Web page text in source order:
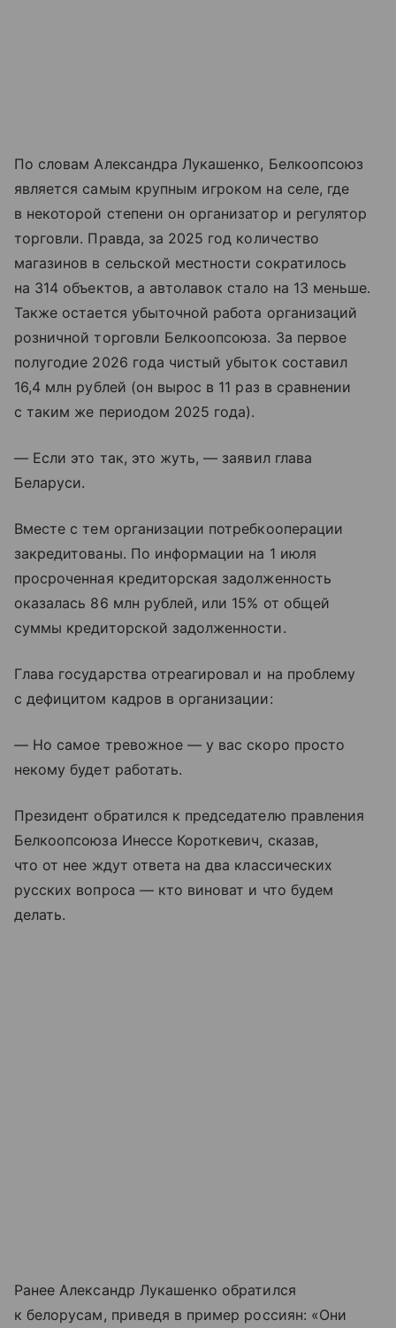
По словам Александра Лукашенко, Белкоопсоюз
является самым крупным игроком на селе, где
в некоторой степени он организатор и регулятор
торговли. Правда, за 2025 год количество
магазинов в сельской местности сократилось
на 314 объектов, а автолавок стало на 13 меньше.
Также остается убыточной работа организаций
розничной торговли Белкоопсоюза. За первое
полугодие 2026 года чистый убыток составил
16,4 млн рублей (он вырос в 11 раз в сравнении
с таким же периодом 2025 года).
— Если это так, это жуть, — заявил глава
Беларуси.
Вместе с тем организации потребкооперации
закредитованы. По информации на 1 июля
просроченная кредиторская задолженность
оказалась 86 млн рублей, или 15% от общей
суммы кредиторской задолженности.
Глава государства отреагировал и на проблему
с дефицитом кадров в организации:
— Но самое тревожное — у вас скоро просто
некому будет работать.
Президент обратился к председателю правления
Белкоопсоюза Инессе Короткевич, сказав,
что от нее ждут ответа на два классических
русских вопроса — кто виноват и что будем
делать.
Ранее Александр Лукашенко обратился
к белорусам, приведя в пример россиян: «Они